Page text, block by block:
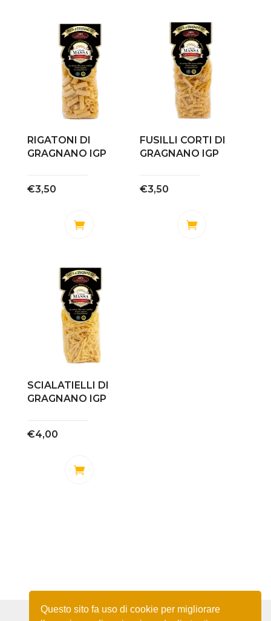
più
varianti.
Le
opzioni
possono
essere
scelte
nella
pagina
RIGATONI DI
GRAGNANO IGP
€3,50
FUSILLI CORTI DI
GRAGNANO IGP
€3,50
SCIALATIELLI DI
GRAGNANO IGP
€4,00
Questo sito fa uso di cookie per migliorare